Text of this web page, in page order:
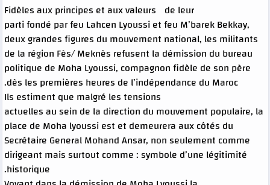
Fidèles aux principes et aux valeurs de leur
parti fondé par feu Lahcen Lyoussi et feu M’barek Bekkay,
deux grandes figures du mouvement national, les militants
de la région Fès/ Meknès refusent la démission du bureau
politique de Moha Lyoussi, compagnon fidèle de son père
dès les premières heures de l’indépendance du Maroc.
Ils estiment que malgré les tensions
actuelles au sein de la direction du mouvement populaire, la
place de Moha lyoussi est et demeurera aux côtés du
Secrétaire General Mohand Ansar, non seulement comme
dirigeant mais surtout comme : symbole d’une légitimité
historique.